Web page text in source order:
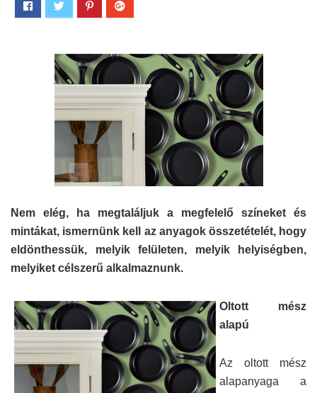
Nem elég, ha megtaláljuk a megfelelő színeket és
mintákat, ismernünk kell az anyagok összetételét, hogy
eldönthessük, melyik felületen, melyik helyiségben,
melyiket célszerű alkalmaznunk.
Oltott mész
alapú
Az oltott mész
alapanyaga a